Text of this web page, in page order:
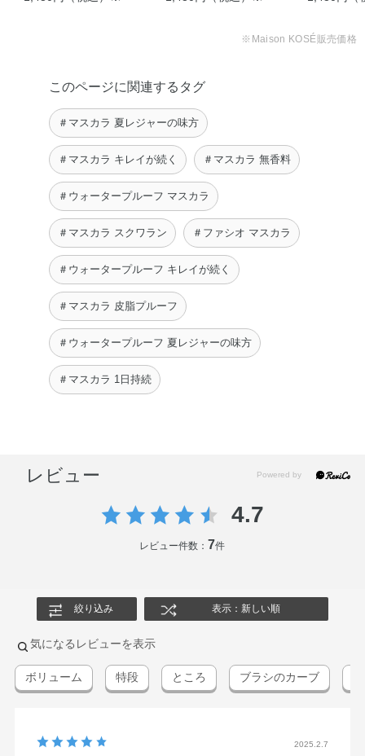
※Maison KOSÉ販売価格
このページに関連するタグ
＃マスカラ 夏レジャーの味方
＃マスカラ キレイが続く ＃マスカラ 無香料
＃ウォータープルーフ マスカラ
＃マスカラ スクワラン ＃ファシオ マスカラ
＃ウォータープルーフ キレイが続く
＃マスカラ 皮脂プルーフ
＃ウォータープルーフ 夏レジャーの味方
＃マスカラ 1日持続
レビュー
4.7
レビュー件数： 7件
絞り込み 表示：新しい順
気になるレビューを表示
ボリューム 特段 ところ ブラシのカーブ
2025.2.7